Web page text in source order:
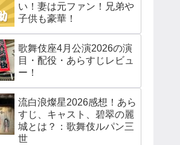
い！妻は元ファン！兄弟や
子供も豪華！
歌舞伎座4月公演2026の演
目・配役・あらすじレビュ
ー！
流白浪燦星2026感想！あら
すじ、キャスト、碧翠の麗
城とは？：歌舞伎ルパン三
世